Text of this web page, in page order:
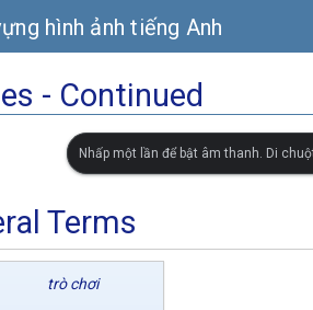
hình ảnh tiếng Anh
- Continued
Nhấp một lần để bật âm thanh. Di
Terms
trò chơi